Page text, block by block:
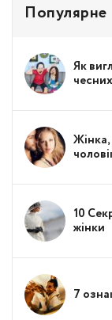
Популярне
Як
10
жінки
7